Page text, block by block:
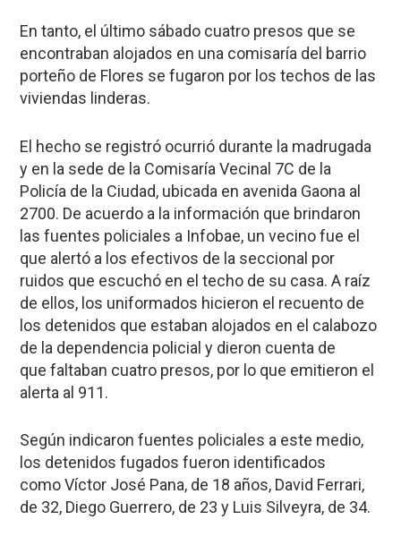
En tanto, el último sábado cuatro presos que se
encontraban alojados en una comisaría del barrio
porteño de Flores se fugaron por los techos de las
viviendas linderas.
El hecho se registró ocurrió durante la madrugada
y en la sede de la Comisaría Vecinal 7C de la
Policía de la Ciudad, ubicada en avenida Gaona al
2700. De acuerdo a la información que brindaron
las fuentes policiales a Infobae, un vecino fue el
que alertó a los efectivos de la seccional por
ruidos que escuchó en el techo de su casa. A raíz
de ellos, los uniformados hicieron el recuento de
los detenidos que estaban alojados en el calabozo
de la dependencia policial y dieron cuenta de
quefaltaban cuatro presos, por lo que emitieron el
alerta al 911.
Según indicaron fuentes policiales a este medio,
los detenidos fugados fueron identificados
comoVíctor José Pana, de 18 años, David Ferrari,
de 32, Diego Guerrero, de 23 y Luis Silveyra, de 34.